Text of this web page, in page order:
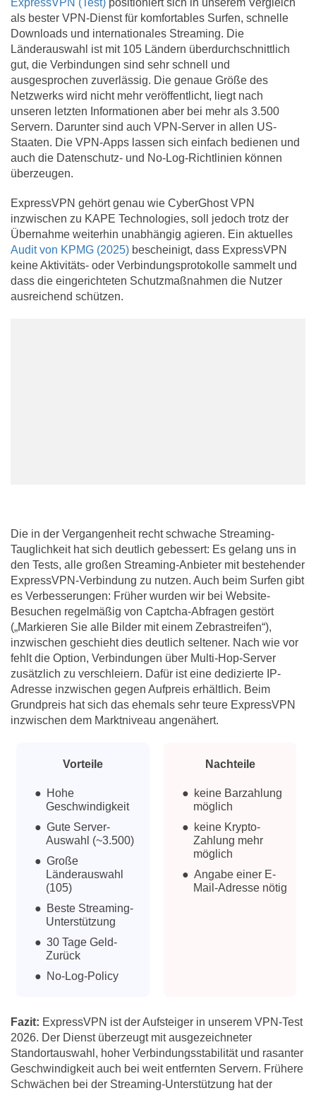
als bester VPN-Dienst für komfortables Surfen, schnelle
Downloads und internationales Streaming. Die
Länderauswahl ist mit 105 Ländern überdurchschnittlich
gut, die Verbindungen sind sehr schnell und
ausgesprochen zuverlässig. Die genaue Größe des
Netzwerks wird nicht mehr veröffentlicht, liegt nach
unseren letzten Informationen aber bei mehr als 3.500
Servern. Darunter sind auch VPN-Server in allen US-
Staaten. Die VPN-Apps lassen sich einfach bedienen und
auch die Datenschutz- und No-Log-Richtlinien können
überzeugen.
ExpressVPN gehört genau wie CyberGhost VPN
inzwischen zu KAPE Technologies, soll jedoch trotz der
Übernahme weiterhin unabhängig agieren. Ein aktuelles
Audit von KPMG (2025) bescheinigt, dass ExpressVPN
keine Aktivitäts- oder Verbindungsprotokolle sammelt und
dass die eingerichteten Schutzmaßnahmen die Nutzer
ausreichend schützen.
Die in der Vergangenheit recht schwache Streaming-
Tauglichkeit hat sich deutlich gebessert: Es gelang uns in
den Tests, alle großen Streaming-Anbieter mit bestehender
ExpressVPN-Verbindung zu nutzen. Auch beim Surfen gibt
es Verbesserungen: Früher wurden wir bei Website-
Besuchen regelmäßig von Captcha-Abfragen gestört
(„Markieren Sie alle Bilder mit einem Zebrastreifen“),
inzwischen geschieht dies deutlich seltener. Nach wie vor
fehlt die Option, Verbindungen über Multi-Hop-Server
zusätzlich zu verschleiern. Dafür ist eine dedizierte IP-
Adresse inzwischen gegen Aufpreis erhältlich. Beim
Grundpreis hat sich das ehemals sehr teure ExpressVPN
inzwischen dem Marktniveau angenähert.
Vorteile
Hohe
Geschwindigkeit
Gute Server-
Auswahl (~3.500)
Große
Länderauswahl
(105)
Beste Streaming-
Unterstützung
30 Tage Geld-
Zurück
No-Log-Policy
Nachteile
keine Barzahlung
möglich
keine Krypto-
Zahlung mehr
möglich
Angabe einer E-
Mail-Adresse nötig
Fazit: ExpressVPN ist der Aufsteiger in unserem VPN-Test
2026. Der Dienst überzeugt mit ausgezeichneter
Standortauswahl, hoher Verbindungsstabilität und rasanter
Geschwindigkeit auch bei weit entfernten Servern. Frühere
Schwächen bei der Streaming-Unterstützung hat der